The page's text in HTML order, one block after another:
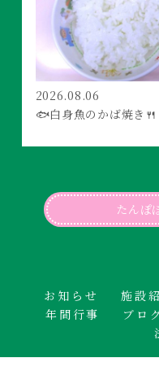
2026.08.06
🐟白身魚のかば焼き🍴
たんぽ
お知らせ 施設
年間行事
ブロ